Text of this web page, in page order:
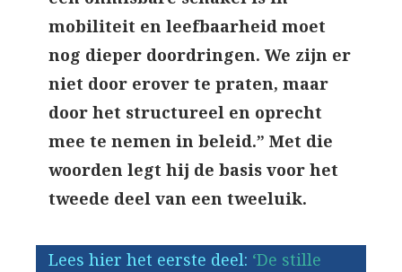
mobiliteit en leefbaarheid moet
nog dieper doordringen. We zijn er
niet door erover te praten, maar
door het structureel en oprecht
mee te nemen in beleid.” Met die
woorden legt hij de basis voor het
tweede deel van een tweeluik.
Lees hier het eerste deel: ‘De stille